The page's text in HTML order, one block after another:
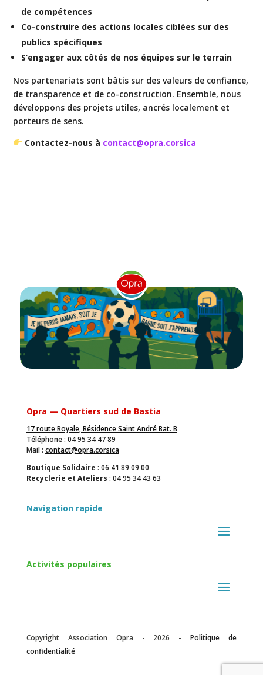
de compétences
Co-construire des actions locales ciblées sur des
publics spécifiques
S’engager aux côtés de nos équipes sur le terrain
Nos partenariats sont bâtis sur des valeurs de confiance,
de transparence et de co-construction. Ensemble, nous
développons des projets utiles, ancrés localement et
porteurs de sens.
Contactez-nous à contact@opra.corsica
Opra — Quartiers sud de Bastia
17 route Royale, Résidence Saint André Bat. B
Téléphone : 04 95 34 47 89
Mail : contact@opra.corsica
Boutique Solidaire : 06 41 89 09 00
Recyclerie et Ateliers : 04 95 34 43 63
Navigation rapide
Activités populaires
Copyright Association Opra - 2026 -Politique de
confidentialité